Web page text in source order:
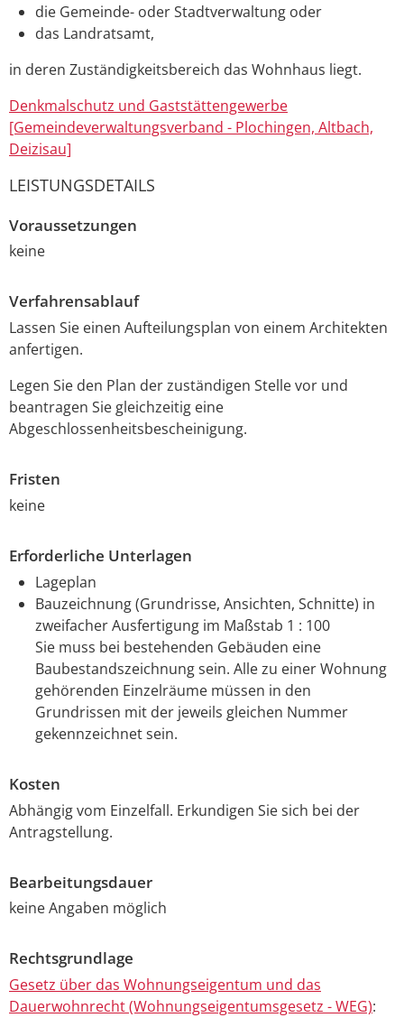
die Gemeinde- oder Stadtverwaltung oder
das Landratsamt,
in deren Zuständigkeitsbereich das Wohnhaus liegt.
Denkmalschutz und Gaststättengewerbe
[Gemeindeverwaltungsverband - Plochingen, Altbach,
Deizisau]
LEISTUNGSDETAILS
Voraussetzungen
keine
Verfahrensablauf
Lassen Sie einen Aufteilungsplan von einem Architekten
anfertigen.
Legen Sie den Plan der zuständigen Stelle vor und
beantragen Sie gleichzeitig eine
Abgeschlossenheitsbescheinigung.
Fristen
keine
Erforderliche Unterlagen
Lageplan
Bauzeichnung (Grundrisse, Ansichten, Schnitte) in
zweifacher Ausfertigung im Maßstab 1 : 100
Sie muss bei bestehenden Gebäuden eine
Baubestandszeichnung sein. Alle zu einer Wohnung
gehörenden Einzelräume müssen in den
Grundrissen mit der jeweils gleichen Nummer
gekennzeichnet sein.
Kosten
Abhängig vom Einzelfall. Erkundigen Sie sich bei der
Antragstellung.
Bearbeitungsdauer
keine Angaben möglich
Rechtsgrundlage
Gesetz über das Wohnungseigentum und das
Dauerwohnrecht (Wohnungseigentumsgesetz - WEG):